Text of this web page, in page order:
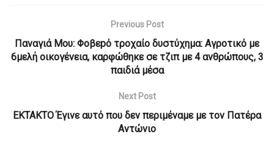
Previous Post
Παναγιά Μου: Φοβεpό τροχαίο δυστύχημα: Αγροτικό με
6μελή οικογένεια, καρφώθηκε σε τζιπ με 4 ανθρώπους, 3
παιδιά μέσα
Next Post
ΕΚΤΑΚΤΟ Έγινε αυτό που δεν περιμέναμε με τον Πατέρα
Αντώνιο